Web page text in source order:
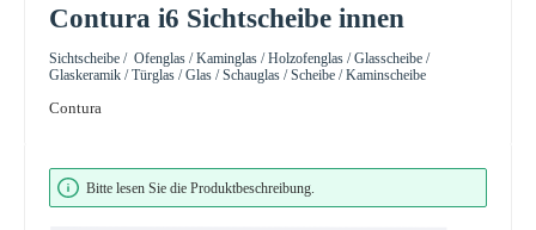
Contura i6 Sichtscheibe innen
Sichtscheibe / Ofenglas / Kaminglas / Holzofenglas / Glasscheibe /
Glaskeramik / Türglas / Glas / Schauglas / Scheibe / Kaminscheibe
Contura
Bildergalerie überspringen
Bitte lesen Sie die Produktbeschreibung.